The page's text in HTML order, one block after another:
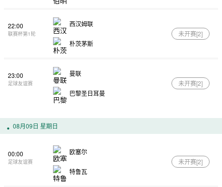
22:00
联赛杯第1轮
西汉姆联
朴茨茅斯
未开赛[2]
23:00
足球友谊赛
曼联
巴黎圣日耳曼
未开赛[2]
08月09日 星期日
00:00
足球友谊赛
欧塞尔
特鲁瓦
未开赛[2]